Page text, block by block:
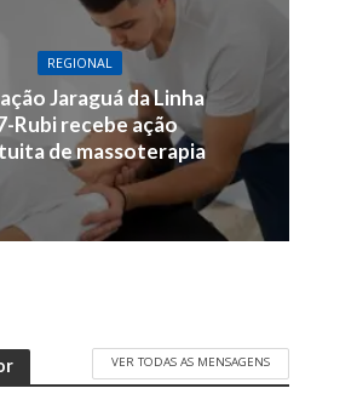
REGIONAL
Jaraguá da Linha
Rubi recebe ação
de massoterapia
VER TODAS AS MENSAGENS